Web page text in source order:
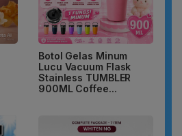
Botol Gelas Minum
Lucu Vacuum Flask
Stainless TUMBLER
900ML Coffee...